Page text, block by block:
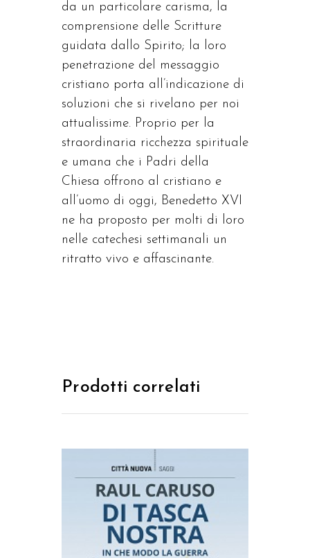
da un particolare carisma, la
comprensione delle Scritture
guidata dallo Spirito; la loro
penetrazione del messaggio
cristiano porta all’indicazione di
soluzioni che si rivelano per noi
attualissime. Proprio per la
straordinaria ricchezza spirituale
e umana che i Padri della
Chiesa offrono al cristiano e
all’uomo di oggi, Benedetto XVI
ne ha proposto per molti di loro
nelle catechesi settimanali un
ritratto vivo e affascinante.
Prodotti correlati